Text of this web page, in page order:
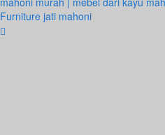
Furniture jati mahoni